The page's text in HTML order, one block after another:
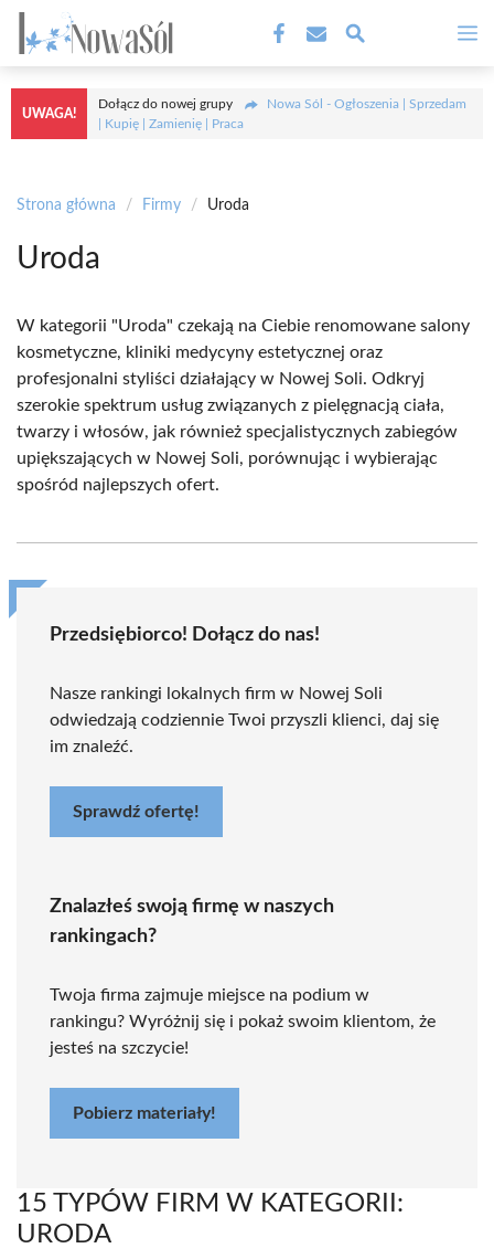
Przejdź
treści
UWAGA!
Dołącz do nowej grupy
Nowa Sól - Ogłoszenia | Sprzedam
| Kupię | Zamienię | Praca
Strona główna / Firmy / Uroda
Uroda
W kategorii "Uroda" czekają na Ciebie renomowane salony
kosmetyczne, kliniki medycyny estetycznej oraz
profesjonalni styliści działający w Nowej Soli. Odkryj
szerokie spektrum usług związanych z pielęgnacją ciała,
twarzy i włosów, jak również specjalistycznych zabiegów
upiększających w Nowej Soli, porównując i wybierając
spośród najlepszych ofert.
Przedsiębiorco! Dołącz do nas!
Nasze rankingi lokalnych firm w Nowej Soli
odwiedzają codziennie Twoi przyszli klienci, daj się
im znaleźć.
Sprawdź ofertę!
Znalazłeś swoją firmę w naszych
rankingach?
Twoja firma zajmuje miejsce na podium w
rankingu? Wyróżnij się i pokaż swoim klientom, że
jesteś na szczycie!
Pobierz materiały!
15 TYPÓW FIRM W KATEGORII:
URODA